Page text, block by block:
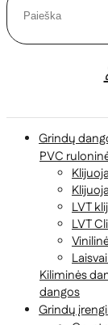
Grindų
PVC
LVT
LVT
Kiliminės
dangos
Grindų